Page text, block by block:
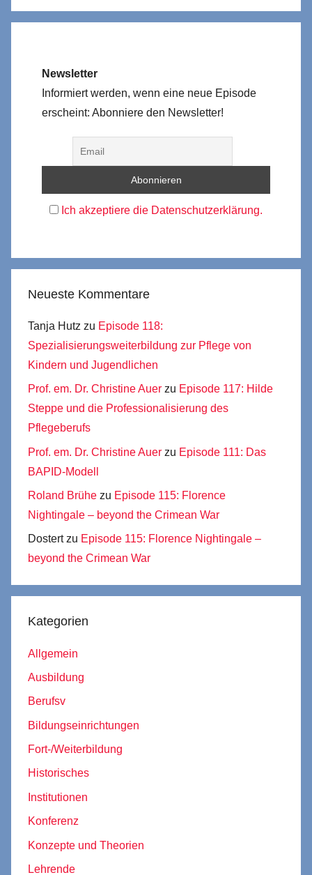
Newsletter
Informiert werden, wenn eine neue Episode
erscheint: Abonniere den Newsletter!
Ich akzeptiere die Datenschutzerklärung.
Neueste Kommentare
Tanja Hutz zu Episode 118:
Spezialisierungsweiterbildung zur Pflege von
Kindern und Jugendlichen
Prof. em. Dr. Christine Auer zu Episode 117: Hilde
Steppe und die Professionalisierung des
Pflegeberufs
Prof. em. Dr. Christine Auer zu Episode 111: Das
BAPID-Modell
Roland Brühe zu Episode 115: Florence
Nightingale – beyond the Crimean War
Dostertzu Episode 115: Florence Nightingale –
beyond the Crimean War
Kategorien
Allgemein
Ausbildung
Berufsv
Bildungseinrichtungen
Fort-/Weiterbildung
Historisches
Institutionen
Konferenz
Konzepte und Theorien
Lehrende